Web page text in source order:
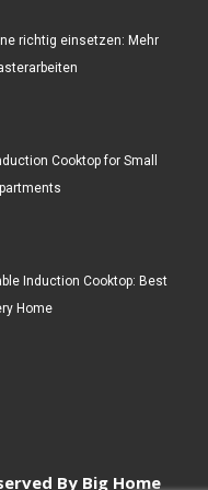
richtig einsetzen: Mehr
Cooktop for Small
Induction Cooktop: Best
Home
By Big Home